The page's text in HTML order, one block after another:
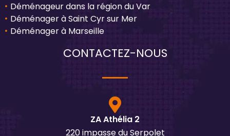
Déménageur dans la région du Var
Déménager à Saint Cyr sur Mer
Déménager à Marseille
CONTACTEZ-NOUS
ZA Athélia 2
220 impasse du Serpolet